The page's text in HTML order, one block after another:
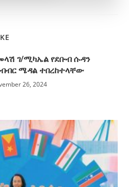
ገ/ሚካኤል የደቡብ ሱዳን
ሜዳል ተበረከተላቸው
26, 2024